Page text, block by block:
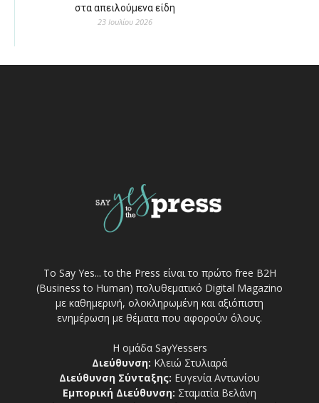
στα απειλούμενα είδη
23 Ιουλίου 2026
Το Say Yes... to the Press είναι το πρώτο free Β2Η
(Business to Human) πολυθεματικό Digital Magazino
με καθημερινή, ολοκληρωμένη και αξιόπιστη
ενημέρωση με θέματα που αφορούν όλους.
Η ομάδα SayYessers
Διεύθυνση: Κλειώ Στυλιαρά
Διεύθυνση Σύνταξης: Ευγενία Αντωνίου
Εμπορική Διεύθυνση: Σταματία Βελάνη